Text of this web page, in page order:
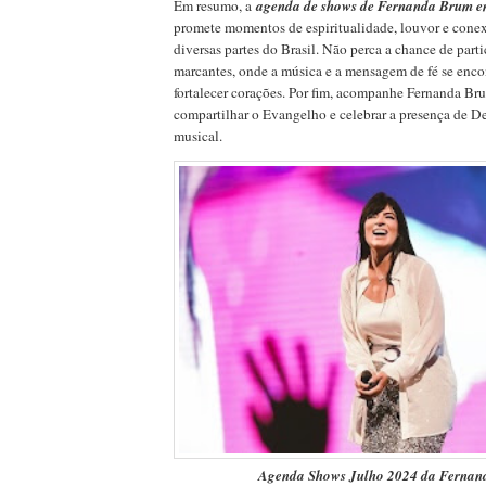
Em resumo, aagenda de shows de Fernanda Brum
promete momentos de espiritualidade, louvor e
diversas partes do Brasil. Não perca a chance de
marcantes, onde a música e a mensagem de fé se
fortalecer corações. Por fim, acompanhe Fernanda
compartilhar o Evangelho e celebrar a presença de
musical.
Agenda Shows Julho 2024 da